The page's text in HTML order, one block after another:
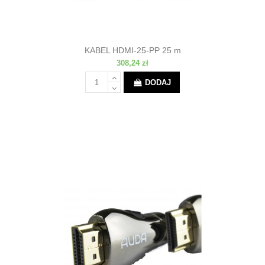
KABEL HDMI-25-PP 25 m
308,24 zł
DODAJ